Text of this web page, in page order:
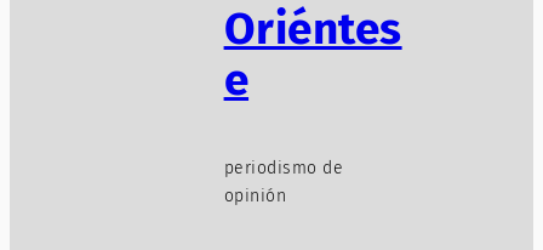
Oriéntes
e
periodismo de
opinión